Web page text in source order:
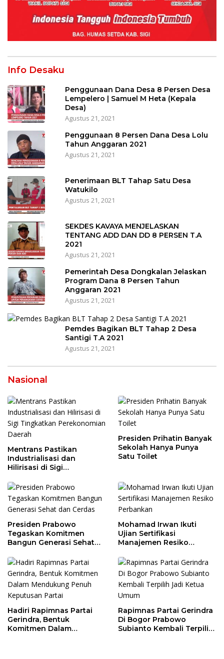
Info Desaku
Penggunaan Dana Desa 8 Persen Desa
Lempelero | Samuel M Heta (Kepala
Desa)
Agustus 21, 2021
Penggunaan 8 Persen Dana Desa Lolu
Tahun Anggaran 2021
Agustus 21, 2021
Penerimaan BLT Tahap Satu Desa
Watukilo
Agustus 21, 2021
SEKDES KAVAYA MENJELASKAN
TENTANG ADD DAN DD 8 PERSEN T.A
2021
Agustus 21, 2021
Pemerintah Desa Dongkalan Jelaskan
Program Dana 8 Persen Tahun
Anggaran 2021
Agustus 21, 2021
Pemdes Bagikan BLT Tahap 2 Desa
Santigi T.A 2021
Agustus 21, 2021
Nasional
Mentrans Pastikan
Industrialisasi dan
Hilirisasi di Sigi
Perekonomian Daerah
Presiden Prihatin Banyak
Sekolah Hanya Punya
Satu Toilet
Presiden Prabowo
Tegaskan Komitmen
Bangun Generasi Sehat
Mohamad Irwan Ikuti
Ujian Sertifikasi
Manajemen Resiko
Hadiri Rapimnas Partai
Gerindra, Bentuk
Komitmen Dalam
Rapimnas Partai Gerindra
Di Bogor Prabowo
Subianto Kembali Terpilih